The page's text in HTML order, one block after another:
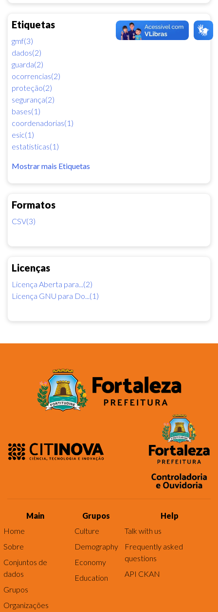
Etiquetas
gmf(3)
dados(2)
guarda(2)
ocorrencias(2)
proteção(2)
segurança(2)
bases(1)
coordenadorias(1)
esic(1)
estatisticas(1)
Mostrar mais Etiquetas
Formatos
CSV(3)
Licenças
Licença Aberta para...(2)
Licença GNU para Do...(1)
Main
Home
Sobre
Conjuntos de
dados
Grupos
Organizações
Grupos
Culture
Demography
Economy
Education
Help
Talk with us
Frequently asked
questions
API CKAN